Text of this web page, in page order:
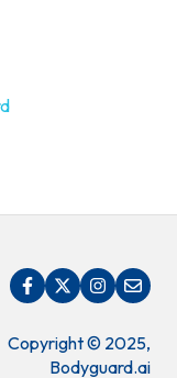
Copyright © 2025,
Bodyguard.ai